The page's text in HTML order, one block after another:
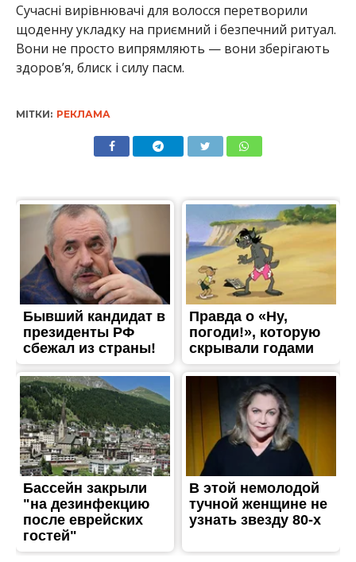
Сучасні вирівнювачі для волосся перетворили
щоденну укладку на приємний і безпечний ритуал.
Вони не просто випрямляють — вони зберігають
здоров’я, блиск і силу пасм.
МІТКИ: РЕКЛАМА